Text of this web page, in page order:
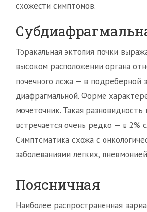
схожести симптомов.
Торакальная эктопия почки
высоком расположении органа
почечного ложа — в подреберной
диафрагмальной. Форме
мочеточник. Такая разновидность
встречается очень редко — в 2%
Симптоматика схожа с
заболеваниями легких,
Поясничная
Наиболее распространенная